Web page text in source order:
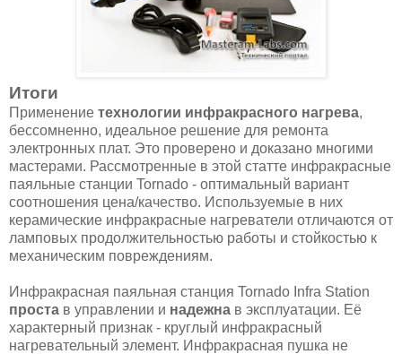
Итоги
Применение технологии инфракрасного нагрева,
бессомненно, идеальное решение для ремонта
электронных плат. Это проверено и доказано многими
мастерами. Рассмотренные в этой статте инфракрасные
паяльные станции Tornado - оптимальный вариант
соотношения цена/качество. Используемые в них
керамические инфракрасные нагреватели отличаются от
ламповых продолжительностью работы и стойкостью к
механическим повреждениям.
Инфракрасная паяльная станция Tornado Infra Station
проста в управлении и надежна в эксплуатации. Её
характерный признак - круглый инфракрасный
нагревательный элемент. Инфракрасная пушка не